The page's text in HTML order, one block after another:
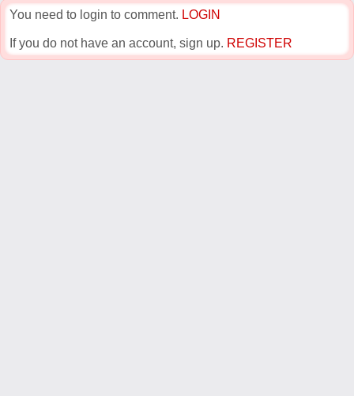
You need to login to comment. LOGIN
If you do not have an account, sign up. REGISTER